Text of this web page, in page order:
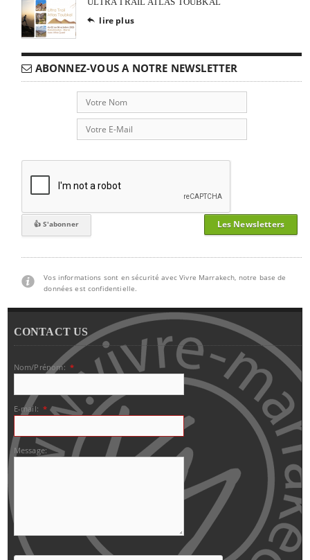
 lire plus
ABONNEZ-VOUS A NOTRE NEWSLETTER
Les Newsletters
Vos informations sont en sécurité avec Vivre Marrakech, notre base de
données est confidentielle.
CONTACT US
Nom/Prénom: *
E-mail: *
Message: